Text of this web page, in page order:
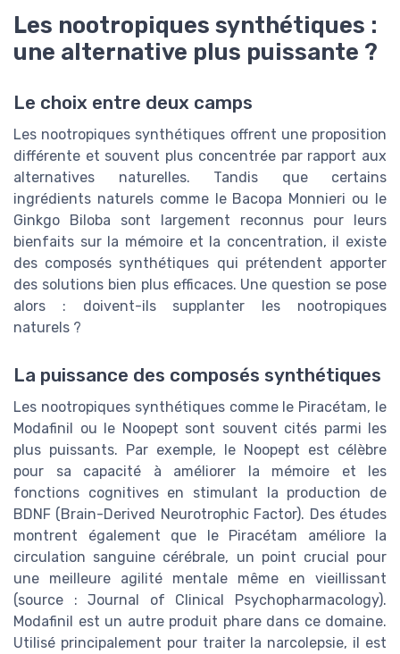
Les nootropiques synthétiques :
une alternative plus puissante ?
Le choix entre deux camps
Les nootropiques synthétiques offrent une proposition
différente et souvent plus concentrée par rapport aux
alternatives naturelles. Tandis que certains
ingrédients naturels comme le Bacopa Monnieri ou le
Ginkgo Biloba sont largement reconnus pour leurs
bienfaits sur la mémoire et la concentration, il existe
des composés synthétiques qui prétendent apporter
des solutions bien plus efficaces. Une question se pose
alors : doivent-ils supplanter les nootropiques
naturels ?
La puissance des composés synthétiques
Les nootropiques synthétiques comme le Piracétam, le
Modafinil ou le Noopept sont souvent cités parmi les
plus puissants. Par exemple, le Noopept est célèbre
pour sa capacité à améliorer la mémoire et les
fonctions cognitives en stimulant la production de
BDNF (Brain-Derived Neurotrophic Factor). Des études
montrent également que le Piracétam améliore la
circulation sanguine cérébrale, un point crucial pour
une meilleure agilité mentale même en vieillissant
(source : Journal of Clinical Psychopharmacology).
Modafinil est un autre produit phare dans ce domaine.
Utilisé principalement pour traiter la narcolepsie, il est